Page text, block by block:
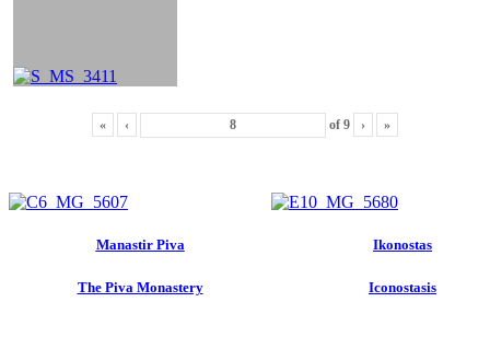
« ‹ of 9 › »
Manastir Piva
The Piva Monastery
Ikonostas
Iconostasis